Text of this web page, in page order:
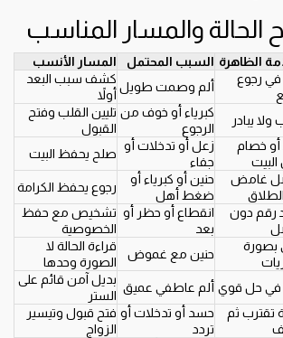
والمسار المناسب
الظاهرة السبب المحتمل
المسار الأنسب
في رجوع
ألم وصمت طويل
كشف سبب البعد
أولاً
ولا يبادر
كبرياء أو خوف من
الرجوع
تليين القلب وفتح
القبول
أو خصام
البيت
زعل أو تدخلات أو
جفاء
صلح يحفظ البيت
غامض
حنين أو كبرياء أو
ضغط أهل
رجوع يحفظ الكرامة
رقم دون
انقطاع أو حظر أو
بعد
تشخيص مع حفظ
الخصوصية
بصورة
حنين مع غموض
قراءة الحالة لا
الصورة وحدها
في حل قوي ألم عاطفي عميق
بديل آمن قائم على
الستر
تقترب ثم
حسد أو تدخلات أو
تردد
فتح قبول وتيسير
الزواج